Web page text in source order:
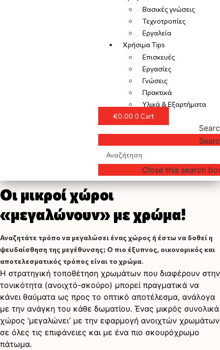
Βασικές γνώσεις
Τεχνοτροπίες
Εργαλεία
Χρήσιμα Tips
Επισκευές
Εργασίες
Γνώσεις
Πρακτικά
Υλικά & Εξαρτήματα
€0.00 0 Cart
Close this search
Οι μικροί χώροι
«μεγαλώνουν» με χρώμα!
Αναζητάτε τρόπο να μεγαλώσει ένας χώρος ή έστω να δοθεί η
ψευδαίσθηση της μεγέθυνσης; Ο πιο έξυπνος, οικονομικός και
αποτελεσματικός τρόπος είναι το χρώμα.
Η στρατηγική τοποθέτηση χρωμάτων που διαφέρουν στην
τονικότητα (ανοιχτό-σκούρο) μπορεί πραγματικά να
κάνει θαύματα ως προς το οπτικό αποτέλεσμα, ανάλογα
με την ανάγκη του κάθε δωματίου. Ένας μικρός συνολικά
χώρος ‘μεγαλώνει’ με την εφαρμογή ανοιχτών χρωμάτων
σε όλες τις επιφάνειες και με ένα πιο σκουρόχρωμο
πάτωμα.